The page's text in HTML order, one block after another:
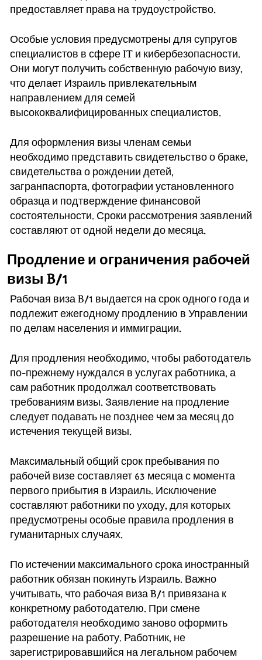
предоставляет права на трудоустройство.
Особые условия предусмотрены для супругов
специалистов в сфере IT и кибербезопасности.
Они могут получить собственную рабочую визу,
что делает Израиль привлекательным
направлением для семей
высококвалифицированных специалистов.
Для оформления визы членам семьи
необходимо представить свидетельство о браке,
свидетельства о рождении детей,
загранпаспорта, фотографии установленного
образца и подтверждение финансовой
состоятельности. Сроки рассмотрения заявлений
составляют от одной недели до месяца.
Продление и ограничения рабочей
визы B/1
Рабочая виза B/1 выдается на срок одного года и
подлежит ежегодному продлению в Управлении
по делам населения и иммиграции.
Для продления необходимо, чтобы работодатель
по-прежнему нуждался в услугах работника, а
сам работник продолжал соответствовать
требованиям визы. Заявление на продление
следует подавать не позднее чем за месяц до
истечения текущей визы.
Максимальный общий срок пребывания по
рабочей визе составляет 63 месяца с момента
первого прибытия в Израиль. Исключение
составляют работники по уходу, для которых
предусмотрены особые правила продления в
гуманитарных случаях.
По истечении максимального срока иностранный
работник обязан покинуть Израиль. Важно
учитывать, что рабочая виза B/1 привязана к
конкретному работодателю. При смене
работодателя необходимо заново оформить
разрешение на работу. Работник, не
зарегистрировавшийся на легальном рабочем